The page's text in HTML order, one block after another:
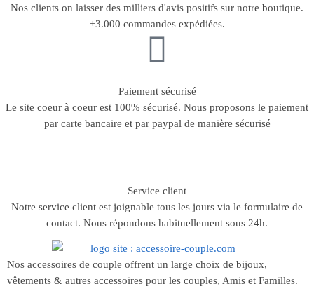
Nos clients on laisser des milliers d'avis positifs sur notre boutique.
+3.000 commandes expédiées.
Paiement sécurisé
Le site coeur à coeur est 100% sécurisé. Nous proposons le paiement
par carte bancaire et par paypal de manière sécurisé
Service client
Notre service client est joignable tous les jours via le formulaire de
contact. Nous répondons habituellement sous 24h.
Nos accessoires de couple offrent un large choix de bijoux,
vêtements & autres accessoires pour les couples, Amis et Familles.